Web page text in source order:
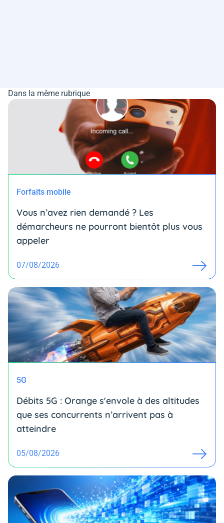
Dans la même rubrique
Forfaits mobile
Vous n’avez rien demandé ? Les
démarcheurs ne pourront bientôt plus vous
appeler
07/08/2026
5G
Débits 5G : Orange s'envole à des altitudes
que ses concurrents n’arrivent pas à
atteindre
05/08/2026